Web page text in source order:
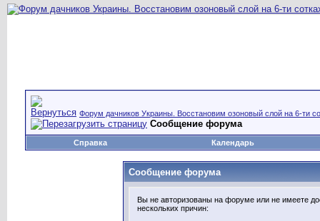
Форум дачников Украины. Восстановим озоновый слой на 6-ти
Сообщение форума
Справка Календарь
Сообщение форума
Вы не авторизованы на форуме или не имеете
нескольких причин: